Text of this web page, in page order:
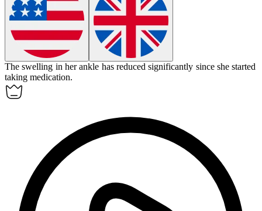
The swelling in her ankle has reduced significantly since she started
taking medication.